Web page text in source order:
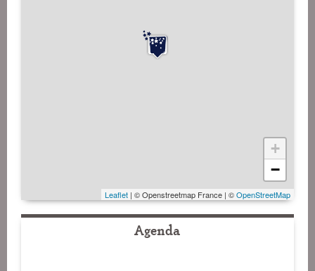
+
−
Leaflet | © Openstreetmap France | ©OpenStreetMap
Agenda